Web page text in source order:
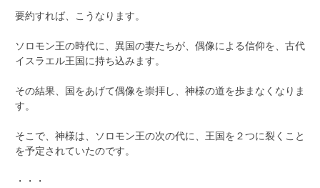
要約すれば、こうなります。
ソロモン王の時代に、異国の妻たちが、偶像による信仰を、古代
イスラエル王国に持ち込みます。
その結果、国をあげて偶像を崇拝し、神様の道を歩まなくなりま
す。
そこで、神様は、ソロモン王の次の代に、王国を２つに裂くこと
を予定されていたのです。
・・・